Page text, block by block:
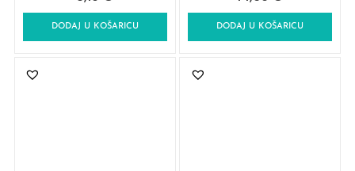
DODAJ U KOŠARICU DODAJ U KOŠARICU